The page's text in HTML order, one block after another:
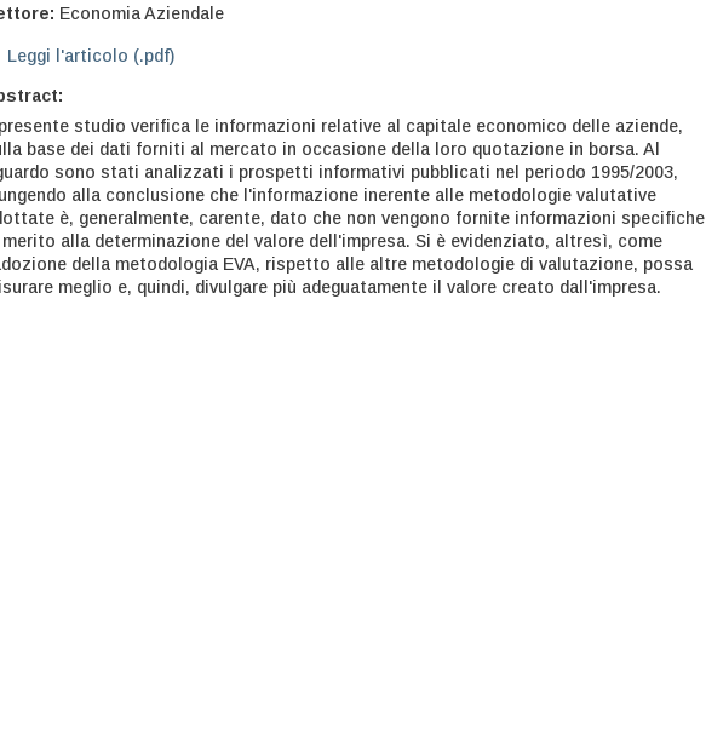
Economia Aziendale
Leggi l'articolo (.pdf)
studio verifica le informazioni relative al capitale economico delle aziende,
base dei dati forniti al mercato in occasione della loro quotazione in borsa. Al
sono stati analizzati i prospetti informativi pubblicati nel periodo 1995/2003,
alla conclusione che l'informazione inerente alle metodologie valutative
è, generalmente, carente, dato che non vengono fornite informazioni specifiche
merito alla determinazione del valore dell'impresa. Si è evidenziato, altresì, come
della metodologia EVA, rispetto alle altre metodologie di valutazione, possa
meglio e, quindi, divulgare più adeguatamente il valore creato dall'impresa.